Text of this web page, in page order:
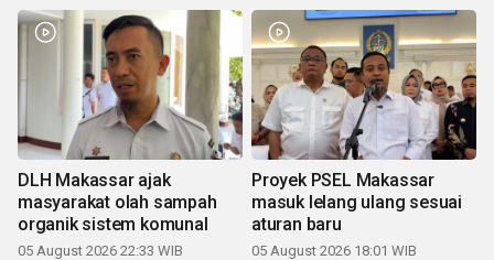
DLH Makassar ajak
masyarakat olah sampah
organik sistem komunal
05 August 2026 22:33 WIB
Proyek PSEL Makassar
masuk lelang ulang sesuai
aturan baru
05 August 2026 18:01 WIB